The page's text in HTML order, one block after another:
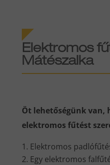
Elektromos
Mátészalka
Öt lehetőségünk van,
elektromos fűtést
Elektromos
Egy elektromos